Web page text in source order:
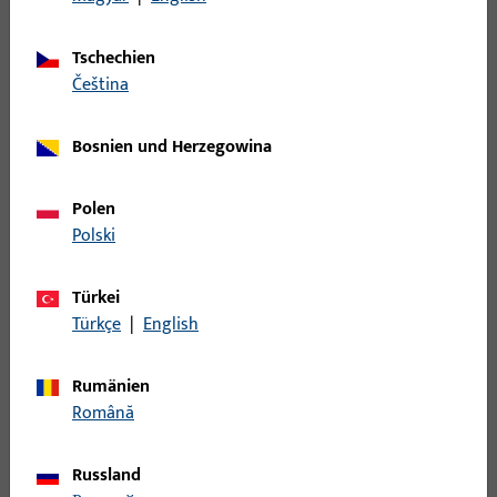
LAPPENSCHLIESSBLECH, DIN LS, AUS NICHTROST.STAHL,ECKIG,
L28/43x200x1,5-EKG
LAPPENSCHLIESSBLECHE DIN RS AUS NICHTROST.STAHL,ECKIG,
WINKELSCHLIESSBLECHE DIN LS AUS NICHTROST.STAHL,ECKIG,
200x24x26x2
B 9000 0204 | SCHLIESSBLECH-R-
Tschechien
čeština
Bosnien und Herzegowina
Polen
Polski
Türkei
Türkçe | English
Rumänien
Română
Russland